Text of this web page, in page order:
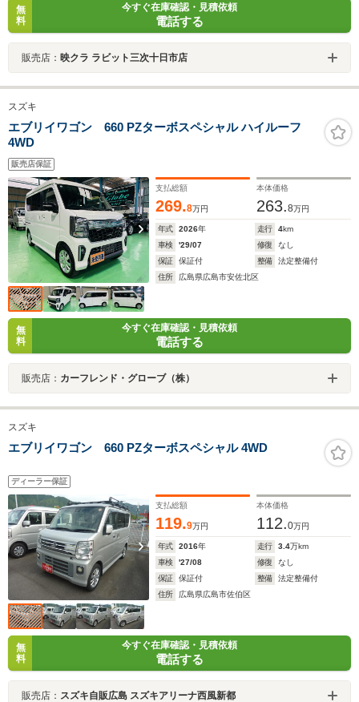
無
料
今すぐ在庫確認・見積依頼
電話する
販売店： 映クラ ラビット三次十日市店
スズキ
エブリイワゴン 660 PZターボスペシャル ハイルーフ
4WD
販売店保証
支払総額
269.8万円
本体価格
263.8万円
年式 2026年 走行 4km
車検
'29/07 修復
なし
保証
保証付 整備
法定整備付
住所
広島県広島市安佐北区
無
料
今すぐ在庫確認・見積依頼
電話する
販売店： カーフレンド・グローブ（株）
スズキ
エブリイワゴン 660 PZターボスペシャル 4WD
ディーラー保証
支払総額
119.9万円
本体価格
112.0万円
年式 2016年 走行 3.4万km
車検
'27/08 修復
なし
保証
保証付 整備
法定整備付
住所
広島県広島市佐伯区
無
料
今すぐ在庫確認・見積依頼
電話する
販売店： スズキ自販広島 スズキアリーナ西風新都